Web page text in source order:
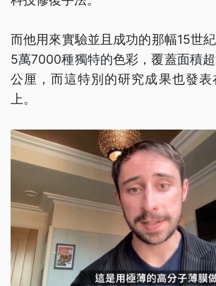
而他用來實驗並且成功的那幅15世
5萬7000種獨特的色彩，覆蓋面積
公厘，而這特別的研究成果也發表
上。